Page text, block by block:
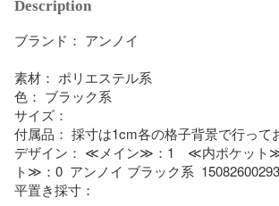
Description
ブランド： アンノイ
素材： ポリエステル系
色： ブラック系
サイズ：
付属品： 採寸は1cm各の格子背景で行って
デザイン： ≪メイン≫：1　≪内ポケット
ト≫：0  アンノイ ブラック系
平置き採寸：